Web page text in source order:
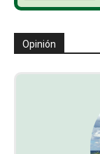
Opinión